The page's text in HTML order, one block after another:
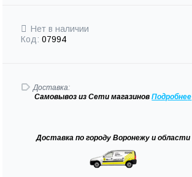
Нет в наличии
Код: 07994
Доставка:
Самовывозиз Сети магазиновПодробнее
Доставкапо городу Воронежу и области